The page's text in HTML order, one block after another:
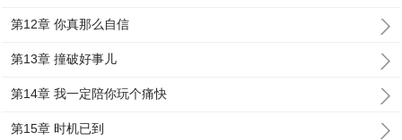
第12章 你真那么自信
第13章 撞破好事儿
第14章 我一定陪你玩个痛快
第15章 时机已到